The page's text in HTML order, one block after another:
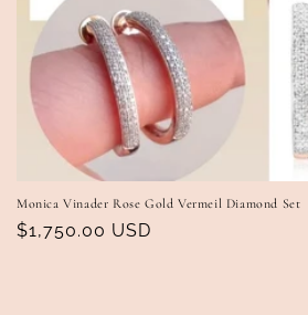
Monica Vinader Rose Gold Vermeil Diamond Set
Precio
$1,750.00 USD